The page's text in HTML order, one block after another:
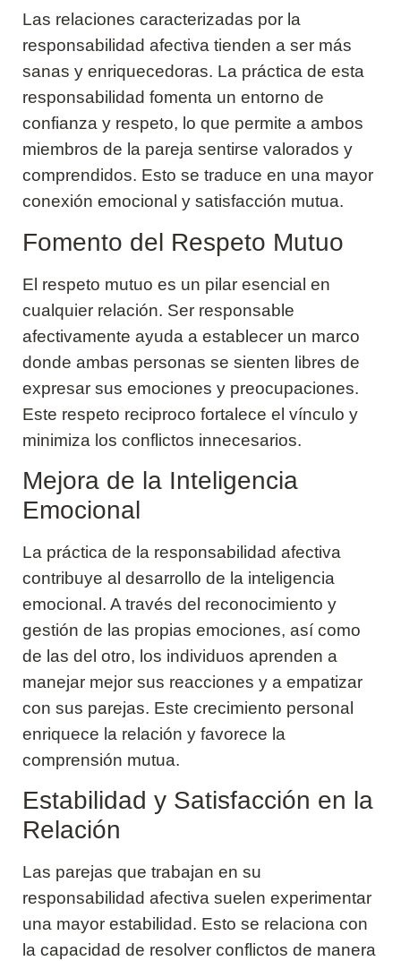
Las relaciones caracterizadas por la
responsabilidad afectiva tienden a ser más
sanas y enriquecedoras. La práctica de esta
responsabilidad fomenta un entorno de
confianza y respeto, lo que permite a ambos
miembros de la pareja sentirse valorados y
comprendidos. Esto se traduce en una mayor
conexión emocional y satisfacción mutua.
Fomento del Respeto Mutuo
El respeto mutuo es un pilar esencial en
cualquier relación. Ser responsable
afectivamente ayuda a establecer un marco
donde ambas personas se sienten libres de
expresar sus emociones y preocupaciones.
Este respeto reciproco fortalece el vínculo y
minimiza los conflictos innecesarios.
Mejora de la Inteligencia
Emocional
La práctica de la responsabilidad afectiva
contribuye al desarrollo de la inteligencia
emocional. A través del reconocimiento y
gestión de las propias emociones, así como
de las del otro, los individuos aprenden a
manejar mejor sus reacciones y a empatizar
con sus parejas. Este crecimiento personal
enriquece la relación y favorece la
comprensión mutua.
Estabilidad y Satisfacción en la
Relación
Las parejas que trabajan en su
responsabilidad afectiva suelen experimentar
una mayor estabilidad. Esto se relaciona con
la capacidad de resolver conflictos de manera